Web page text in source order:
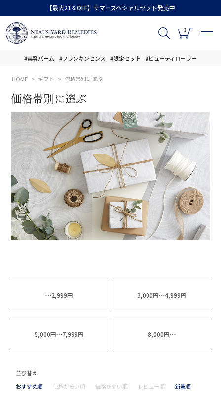
【最大21％OFF】サマースペシャルセット発売中
0
#美容バーム #フランキンセンス #限定セット #ビューティローラー
HOME ギフト 価格帯別に選ぶ
価格帯別に選ぶ
～2,999円 3,000円～4,999円
5,000円～7,999円 8,000円～
並び替え
おすすめ順
価格が安い順 価格が高い順 レビュー順 新着順